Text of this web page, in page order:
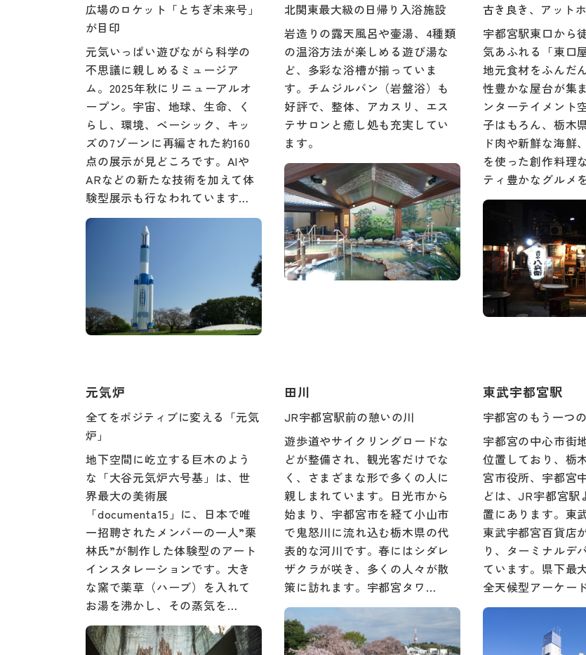
広場のロケット「とちぎ未来号」
が目印
元気いっぱい遊びながら科学の
不思議に親しめるミュージア
ム。2025年秋にリニューアルオ
ープン。宇宙、地球、生命、く
らし、環境、ベーシック、キッ
ズの7ゾーンに再編された約160
点の展示が見どころです。AIや
ARなどの新たな技術を加えて体
験型展示も行なわれています…
北関東最大級の日帰り入浴施設
岩造りの露天風呂や壷湯、4種類
の温浴方法が楽しめる遊び湯な
ど、多彩な浴槽が揃っていま
す。チムジルバン（岩盤浴）も
好評で、整体、アカスリ、エス
テサロンと癒し処も充実してい
ます。
古き良き、アット
宇都宮駅東口から
気あふれる「東口
地元食材をふんだ
性豊かな屋台が集
ンターテイメント
子はもろん、栃木
ド肉や新鮮な海鮮
を使った創作料理
ティ豊かなグルメ
元気炉
全てをポジティブに変える「元気
炉」
地下空間に屹立する巨木のよう
な「大谷元気炉六号基」は、世
界最大の美術展
「documenta15」に、日本で唯
一招聘されたメンバーの一人”栗
林氏”が制作した体験型のアート
インスタレーションです。大き
な窯で薬草（ハーブ）を入れて
お湯を沸かし、その蒸気を…
田川
JR宇都宮駅前の憩いの川
遊歩道やサイクリングロードな
どが整備され、観光客だけでな
く、さまざまな形で多くの人に
親しまれています。日光市から
始まり、宇都宮市を経て小山市
で鬼怒川に流れ込む栃木県の代
表的な河川です。春にはシダレ
ザクラが咲き、多くの人々が散
策に訪れます。宇都宮タワ…
東武宇都宮駅
宇都宮のもう一つ
宇都宮の中心市街
位置しており、栃
宮市役所、宇都宮
どは、JR宇都宮駅
置にあります。東
東武宇都宮百貨店
り、ターミナルデ
ています。県下最
全天候型アーケー